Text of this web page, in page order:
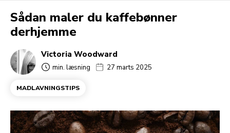
Sådan maler du kaffebønner
derhjemme
Victoria Woodward
min. læsning 27 marts 2025
MADLAVNINGSTIPS